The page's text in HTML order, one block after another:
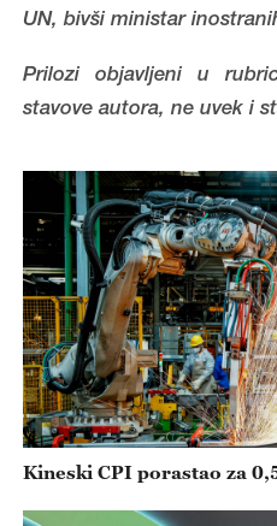
UN, bivši ministar
Prilozi objavljeni u
stavove autora, ne uvek i
Kineski CPI porastao za